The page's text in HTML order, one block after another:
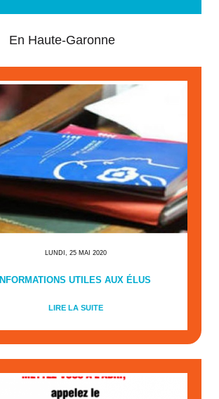
En Haute-Garonne
LUNDI, 25 MAI 2020
INFORMATIONS UTILES AUX ÉLUS
LIRE LA SUITE